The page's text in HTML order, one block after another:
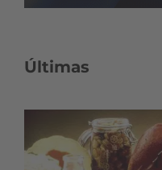
Últimas